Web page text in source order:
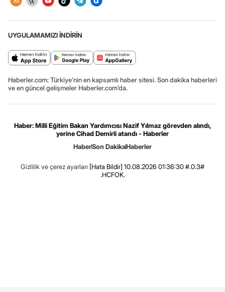
UYGULAMAMIZI İNDİRİN
Haberler.com: Türkiye’nin en kapsamlı haber sitesi. Son dakika haberleri
ve en güncel gelişmeler Haberler.com’da.
Haber: Milli Eğitim Bakan Yardımcısı Nazif Yılmaz görevden alındı,
yerine Cihad Demirli atandı - Haberler
HaberSon DakikaHaberler
Gizlilik ve çerez ayarları [Hata Bildir] 10.08.2026 01:36:30 #.0.3#
.HCFOK.